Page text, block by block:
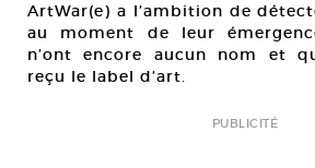
ArtWar(e) a l’ambition de
au moment de leur
n’ont encore aucun nom et
reçu le label d’art.
PUBLICITÉ